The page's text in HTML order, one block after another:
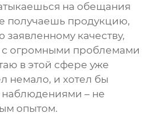
на обещания
получаешь продукцию,
заявленному качеству,
с огромными проблемами
в этой сфере уже
немало, и хотел бы
– не
опытом.